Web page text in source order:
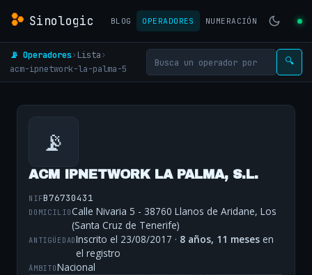
Sinologic BLOG OPERADORES NUMERACIÓN
📡 Operadores› Lista›
acm-ipnetwork-la-palma-5
🔍
📡
ACM IPNETWORK LA PALMA, S.L.
NIFB76730431
DOMICILIOCalle Nivaria 5 - 38760 Llanos de Aridane, Los
(Santa Cruz de Tenerife)
ANTIGÜEDADInscrito el 23/08/2017 · 8 años, 11 meses en
el registro
ÁMBITONacional